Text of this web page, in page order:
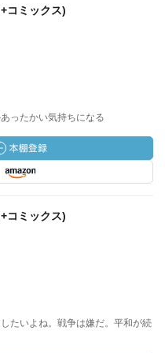
コミックス)
ったかい気持ちになる
コミックス)
たいよね。戦争は嫌だ。平和が続